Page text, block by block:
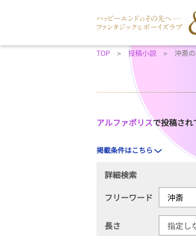
TOP 投稿小説 沖斎
アルファポリスで投稿され
掲載条件はこちら
詳細検索
フリーワード
長さ